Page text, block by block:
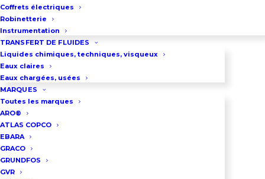
Coffrets électriques
Robinetterie
Instrumentation
TRANSFERT DE FLUIDES
Liquides chimiques, techniques, visqueux
Eaux claires
Eaux chargées, usées
MARQUES
Toutes les marques
ARO®
ATLAS COPCO
EBARA
GRACO
GRUNDFOS
GVR
Cette pompe se décline en 7
modèles permettant une plage
de débit de 7.5 litre/heure à 75
litres/heure.
Pression de 2 à 25 bar.
La hauteur d’aspiration varie, en
2 à 5 mètres.
fournie en Verre acrylique, PVDF,